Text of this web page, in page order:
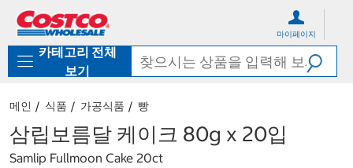
로
기
가
마이페이지
카테고리 전체
보기
메인 식품 가공식품 빵
삼립보름달 케이크 80g x 20입
Samlip Fullmoon Cake 20ct